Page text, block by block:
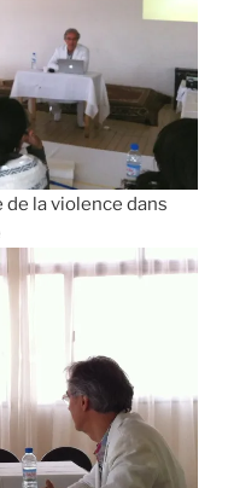
de la violence dans